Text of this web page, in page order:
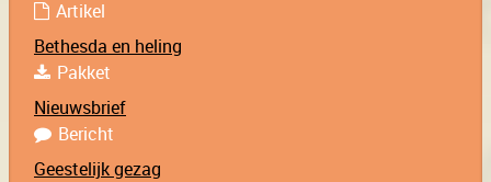
Artikel
Bethesda en heling
Pakket
Nieuwsbrief
Bericht
Geestelijk gezag